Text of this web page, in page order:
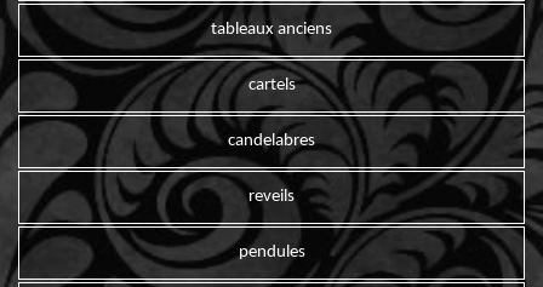
tableaux anciens
cartels
candelabres
reveils
pendules